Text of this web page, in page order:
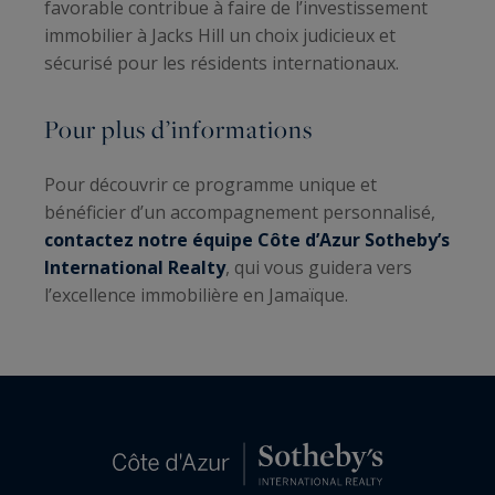
favorable contribue à faire de l’investissement
immobilier à Jacks Hill un choix judicieux et
sécurisé pour les résidents internationaux.
Pour plus d’informations
Pour découvrir ce programme unique et
bénéficier d’un accompagnement personnalisé,
contactez notre équipe Côte d’Azur Sotheby’s
International Realty, qui vous guidera vers
l’excellence immobilière en Jamaïque.